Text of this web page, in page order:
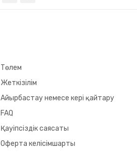
Төлем
Жеткізілім
Айырбастау немесе кері қайтару
FAQ
Қауіпсіздік саясаты
Оферта келісімшарты